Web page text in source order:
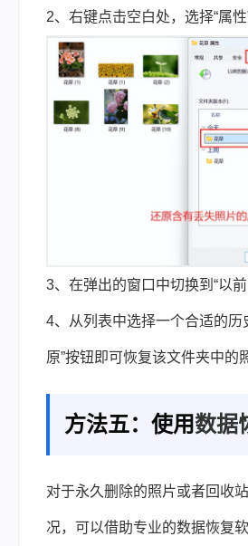
2、右键点击空白处，选择“属性”
3、在弹出的窗口中切换到“以前
4、从列表中选择一个合适的历
原”按钮即可恢复该文件夹中的
方法五：使用数据
对于永久删除的照片或者回收
况，可以借助专业的数据恢复